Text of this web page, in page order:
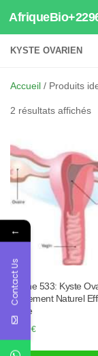
Au dessous du
KYSTE OVARIEN
Accueil / Produits
2 résultats affichés
Tisane 533: Kyste
Traitement Naturel
Kyste
50.00€
←
Contact Us